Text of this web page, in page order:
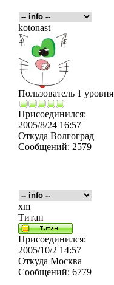
kotonast
Пользователь 1 уровня
Присоединился:
2005/8/24 16:57
Откуда Волгоград
Сообщений: 2579
xm
Титан
Присоединился:
2005/10/2 14:57
Откуда Москва
Сообщений: 6779